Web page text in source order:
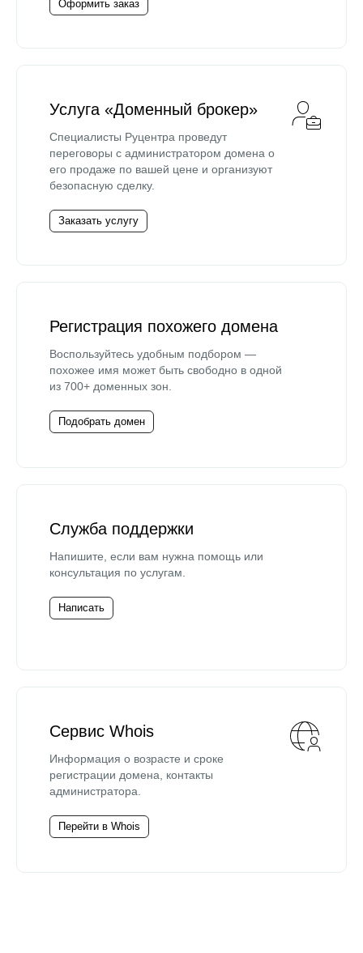
Оформить заказ
Услуга «Доменный брокер»
Специалисты Руцентра проведут
переговоры с администратором домена о
его продаже по вашей цене и организуют
безопасную сделку.
Заказать услугу
Регистрация похожего домена
Воспользуйтесь удобным подбором —
похожее имя может быть свободно в одной
из 700+ доменных зон.
Подобрать домен
Служба поддержки
Напишите, если вам нужна помощь или
консультация по услугам.
Написать
Сервис Whois
Информация о возрасте и сроке
регистрации домена, контакты
администратора.
Перейти в Whois